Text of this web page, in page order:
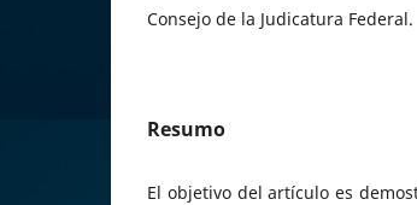
Consejo de la Judicatura Federal.
Resumo
El objetivo del artículo es